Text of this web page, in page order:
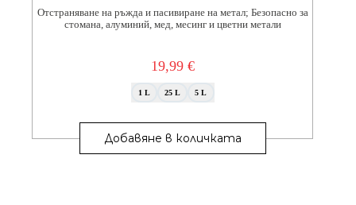
Отстраняване на ръжда и пасивиране на метал; Безопасно за
стомана, алуминий, мед, месинг и цветни метали
19,99 €
1 L 25 L 5 L
Добавяне в количката
product
has